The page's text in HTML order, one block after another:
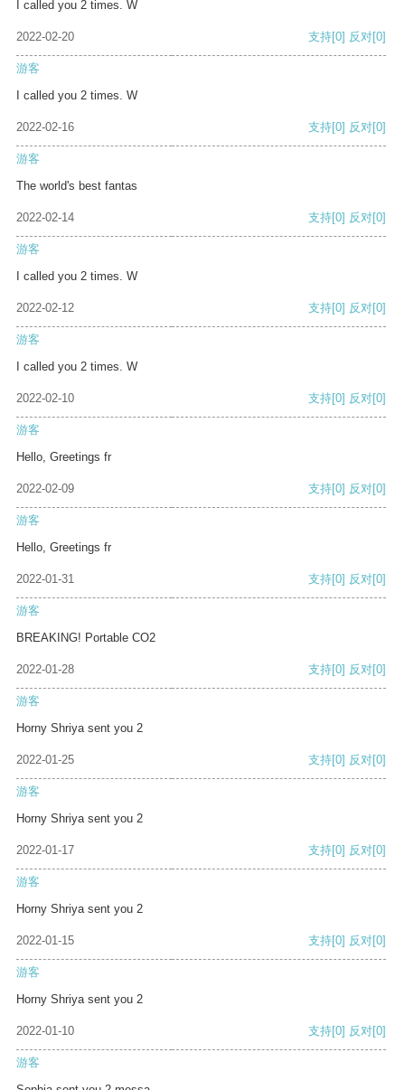
I called you 2 times. W
2022-02-20 支持[0] 反对[0]
游客
I called you 2 times. W
2022-02-16 支持[0] 反对[0]
游客
The world's best fantas
2022-02-14 支持[0] 反对[0]
游客
I called you 2 times. W
2022-02-12 支持[0] 反对[0]
游客
I called you 2 times. W
2022-02-10 支持[0] 反对[0]
游客
Hello, Greetings fr
2022-02-09 支持[0] 反对[0]
游客
Hello, Greetings fr
2022-01-31 支持[0] 反对[0]
游客
BREAKING! Portable CO2
2022-01-28 支持[0] 反对[0]
游客
Horny Shriya sent you 2
2022-01-25 支持[0] 反对[0]
游客
Horny Shriya sent you 2
2022-01-17 支持[0] 反对[0]
游客
Horny Shriya sent you 2
2022-01-15 支持[0] 反对[0]
游客
Horny Shriya sent you 2
2022-01-10 支持[0] 反对[0]
游客